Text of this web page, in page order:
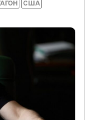
США